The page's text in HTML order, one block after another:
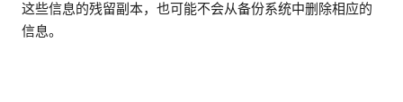
这些信息的残留副本，也可能不会从备份系统中删除相应的
信息。